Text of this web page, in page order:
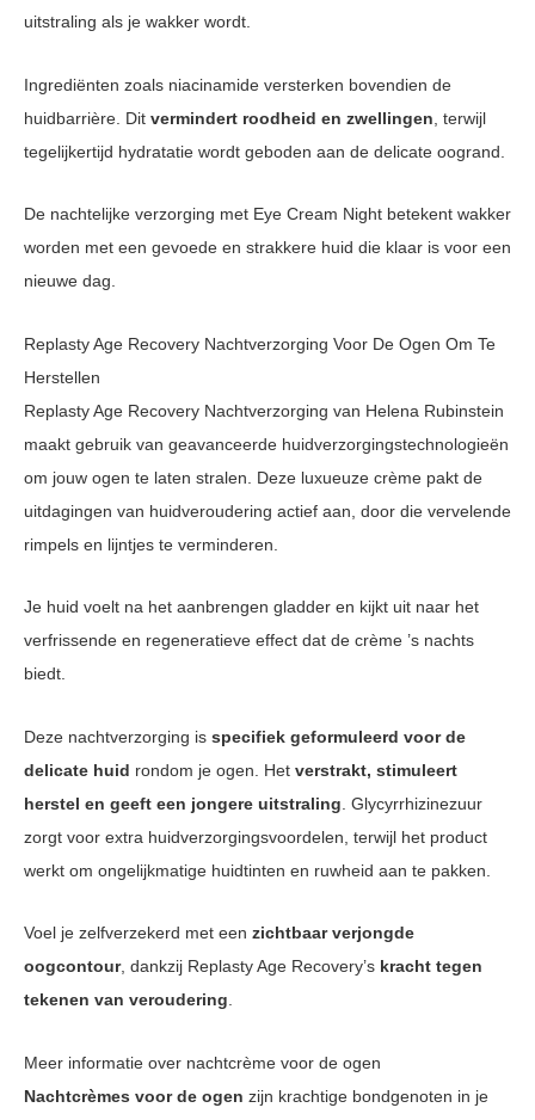
uitstraling als je wakker wordt.
Ingrediënten zoals niacinamide versterken bovendien de
huidbarrière. Dit vermindert roodheid en zwellingen , terwijl
tegelijkertijd hydratatie wordt geboden aan de delicate oogrand.
De nachtelijke verzorging met Eye Cream Night betekent wakker
worden met een gevoede en strakkere huid die klaar is voor een
nieuwe dag.
Replasty Age Recovery Nachtverzorging Voor De Ogen Om Te
Herstellen
Replasty Age Recovery Nachtverzorging van Helena Rubinstein
maakt gebruik van geavanceerde huidverzorgingstechnologieën
om jouw ogen te laten stralen. Deze luxueuze crème pakt de
uitdagingen van huidveroudering actief aan, door die vervelende
rimpels en lijntjes te verminderen.
Je huid voelt na het aanbrengen gladder en kijkt uit naar het
verfrissende en regeneratieve effect dat de crème ’s nachts
biedt.
Deze nachtverzorging is specifiek geformuleerd voor de
delicate huid rondom je ogen. Het verstrakt, stimuleert
herstel en geeft een jongere uitstraling . Glycyrrhizinezuur
zorgt voor extra huidverzorgingsvoordelen, terwijl het product
werkt om ongelijkmatige huidtinten en ruwheid aan te pakken.
Voel je zelfverzekerd met een zichtbaar verjongde
oogcontour, dankzij Replasty Age Recovery’s kracht tegen
tekenen van veroudering.
Meer informatie over nachtcrème voor de ogen
Nachtcrèmes voor de ogen zijn krachtige bondgenoten in je